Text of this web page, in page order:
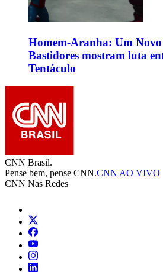
Homem-Aranha: Um
Bastidores mostram luta
Tentáculo
CNN Brasil.
Pense bem, pense CNN.CNN AO VIVO
CNN Nas Redes